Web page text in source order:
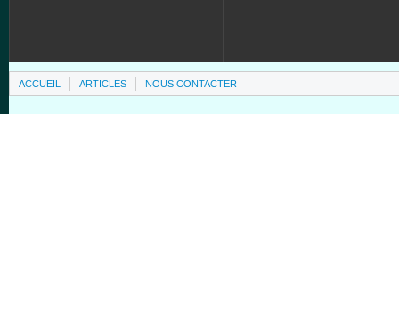
ACCUEIL ARTICLES NOUS CONTACTER